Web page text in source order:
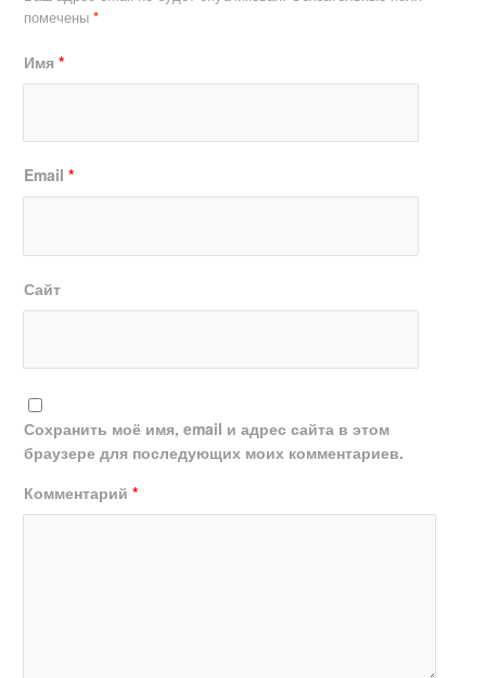
помечены*
Имя*
Email*
Сайт
Сохранить моё имя, email и адрес сайта в этом
браузере для последующих моих комментариев.
Комментарий*